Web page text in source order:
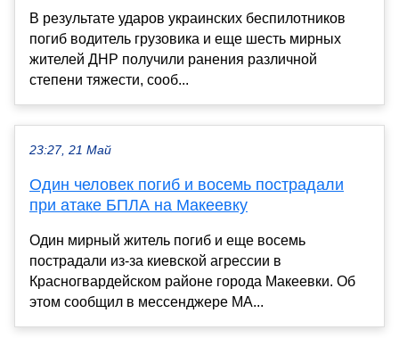
В результате ударов украинских беспилотников
погиб водитель грузовика и еще шесть мирных
жителей ДНР получили ранения различной
степени тяжести, сооб...
23:27, 21 Май
Один человек погиб и восемь пострадали
при атаке БПЛА на Макеевку
Один мирный житель погиб и еще восемь
пострадали из-за киевской агрессии в
Красногвардейском районе города Макеевки. Об
этом сообщил в мессенджере МА...